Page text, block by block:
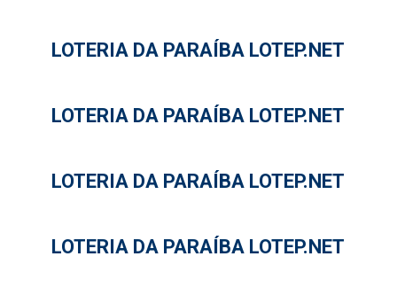
LOTERIA DA PARAÍBA LOTEP.NET
LOTERIA DA PARAÍBA LOTEP.NET
LOTERIA DA PARAÍBA LOTEP.NET
LOTERIA DA PARAÍBA LOTEP.NET